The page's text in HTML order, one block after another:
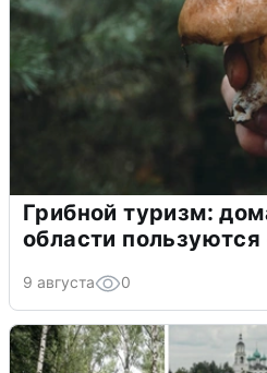
Грибной туризм:
области
9 августа 0